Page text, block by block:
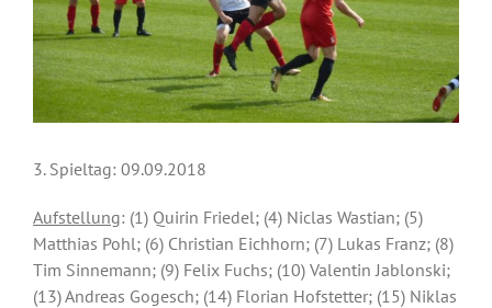
3. Spieltag: 09.09.2018
Aufstellung: (1) Quirin Friedel; (4) Niclas Wastian; (5)
Matthias Pohl; (6) Christian Eichhorn; (7) Lukas Franz; (8)
Tim Sinnemann; (9) Felix Fuchs; (10) Valentin Jablonski;
(13) Andreas Gogesch; (14) Florian Hofstetter; (15) Niklas